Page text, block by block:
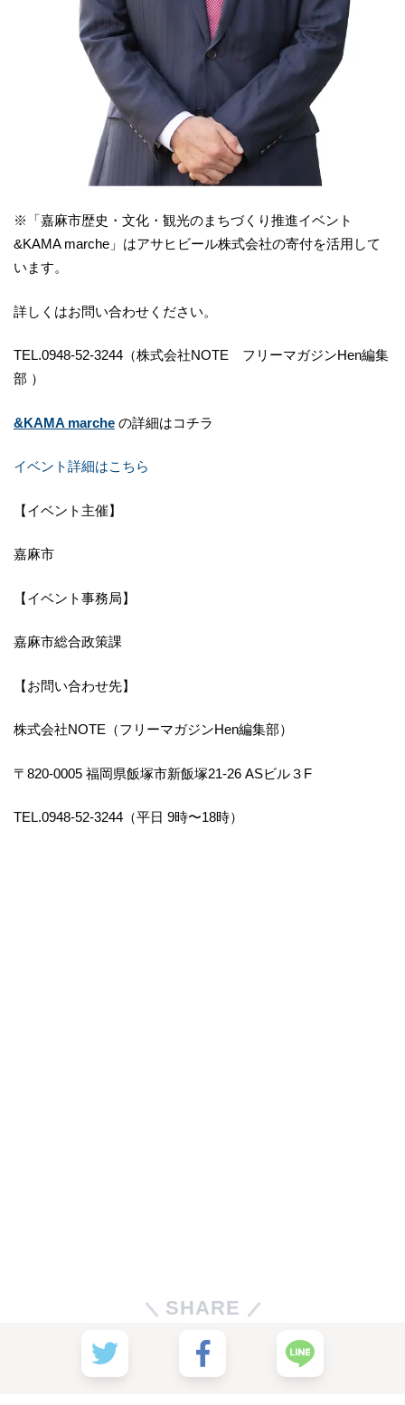
※「嘉麻市歴史・文化・観光のまちづくり推進イベント
&KAMA marche」はアサヒビール株式会社の寄付を活用して
います。
詳しくはお問い合わせください。
TEL.0948-52-3244（株式会社NOTE フリーマガジンHen編集
部 ）
&KAMA marche の詳細はコチラ
イベント詳細はこちら
【イベント主催】
嘉麻市
【イベント事務局】
嘉麻市総合政策課
【お問い合わせ先】
株式会社NOTE（フリーマガジンHen編集部）
〒820-0005 福岡県飯塚市新飯塚21-26 ASビル３F
TEL.0948-52-3244（平日 9時〜18時）
SHARE